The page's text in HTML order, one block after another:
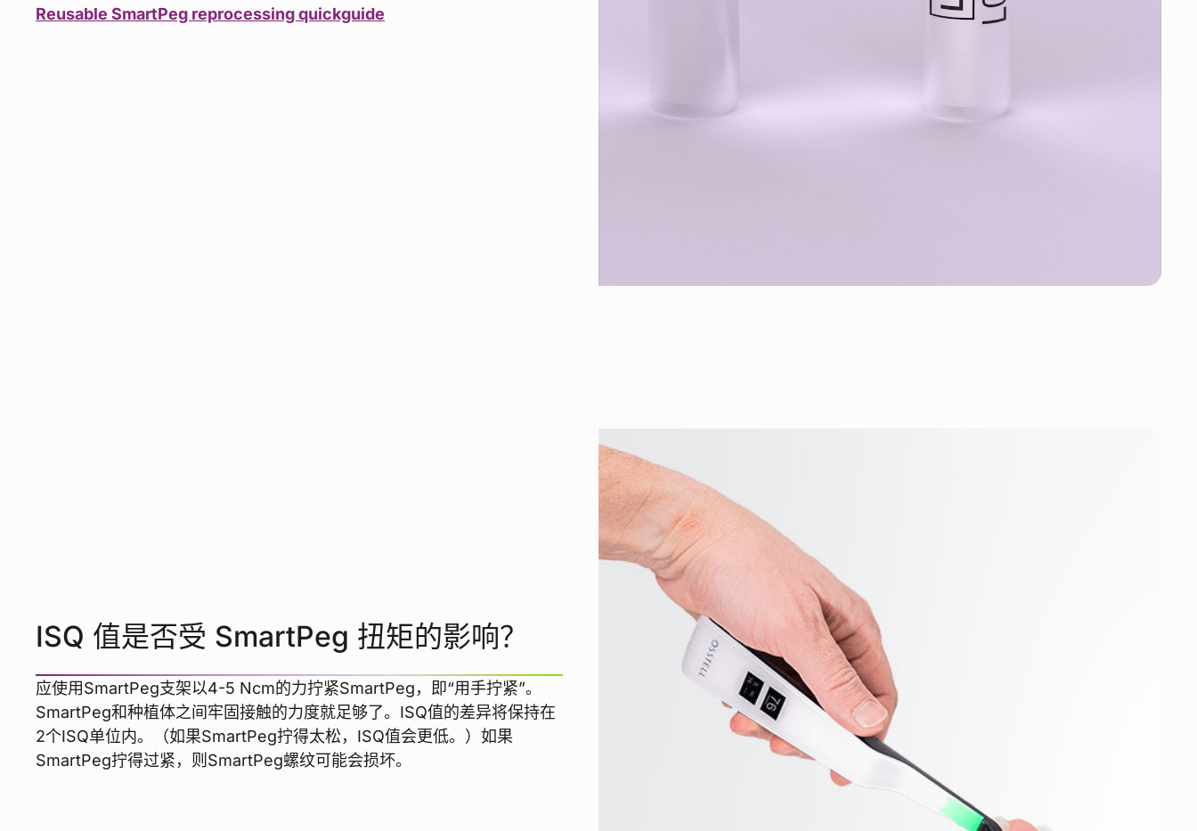
Reusable SmartPeg reprocessing quickguide
ISQ 值是否受 SmartPeg 扭矩的影响？
应使用SmartPeg支架以4-5 Ncm的力拧紧SmartPeg，即“用手拧紧”。
SmartPeg和种植体之间牢固接触的力度就足够了。ISQ值的差异将保持在
2个ISQ单位内。（如果SmartPeg拧得太松，ISQ值会更低。）如果
SmartPeg拧得过紧，则SmartPeg螺纹可能会损坏。